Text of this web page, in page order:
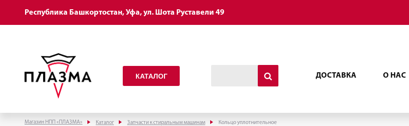
Республика Башкортостан, Уфа, ул. Шота Руставели 49
КАТАЛОГ ДОСТАВКА О НАС
Магазин НПП «ПЛАЗМА» Каталог Запчасти к стиральным машинам Кольцо уплотнительное